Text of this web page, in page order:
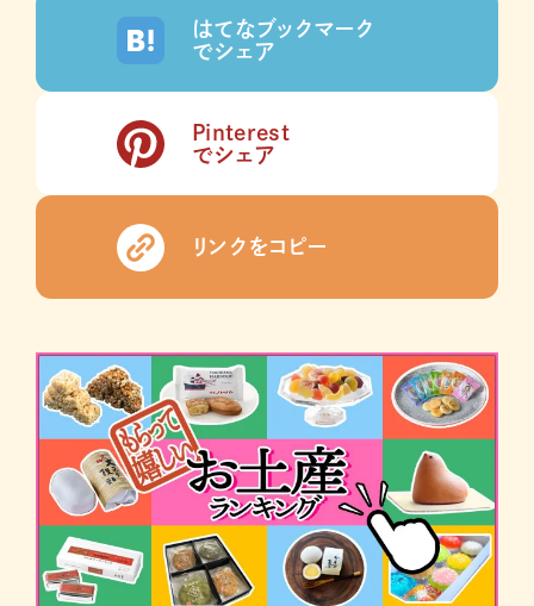
はてなブックマーク
でシェア
Pinterest
でシェア
リンクをコピー